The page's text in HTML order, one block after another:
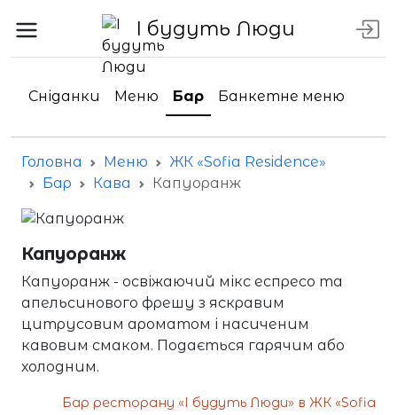
І будуть Люди
Сніданки Меню Бар Банкетне меню
Головна Меню
ЖК «Sofia Residence»
Бар
Кава Капуоранж
Капуоранж
Капуоранж - освіжаючий мікс еспресо та
апельсинового фрешу з яскравим
цитрусовим ароматом і насиченим
кавовим смаком. Подається гарячим або
холодним.
Бар ресторану «І будуть Люди» в ЖК «Sofia